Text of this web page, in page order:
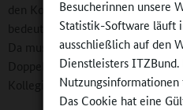
Besucherinnen unsere
Statistik-Software läuft
ausschließlich auf den
Dienstleisters
Das Cookie hat eine
den Kolleginnen und Kollegen,
bedeutet erstmal Mehrarbeit,
Da mussten wir uns auch erst
Doppelstundenprinzip ganz
Kollegium mitzunehmen.